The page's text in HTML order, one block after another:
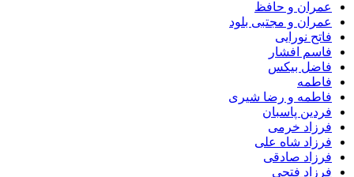
عمران و حافظ
عمران و مجتبی بلود
فاتح نورایی
فاسم افشار
فاضل بیکس
فاطمه
فاطمه و رضا شیری
فردین پاسبان
فرزاد خرمی
فرزاد شاه علی
فرزاد صادقى
فرزاد فتحی